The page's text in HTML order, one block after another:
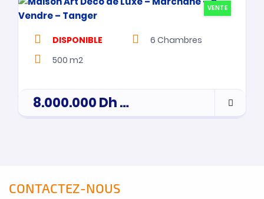
VENTE
DISPONIBLE 6 Chambres
500 m2
8.000.000Dh Prix de vente
CONTACTEZ-NOUS